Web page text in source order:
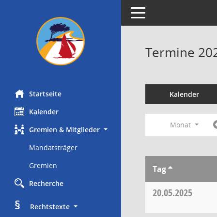
Startseite
Kalender
Gremien & Mitglieder
Mandatsträger
Gremien
Recherche
§
     Rechtstexte
Toggle navigation
Termine
Kalender
Monat
Tag
20.05.2025